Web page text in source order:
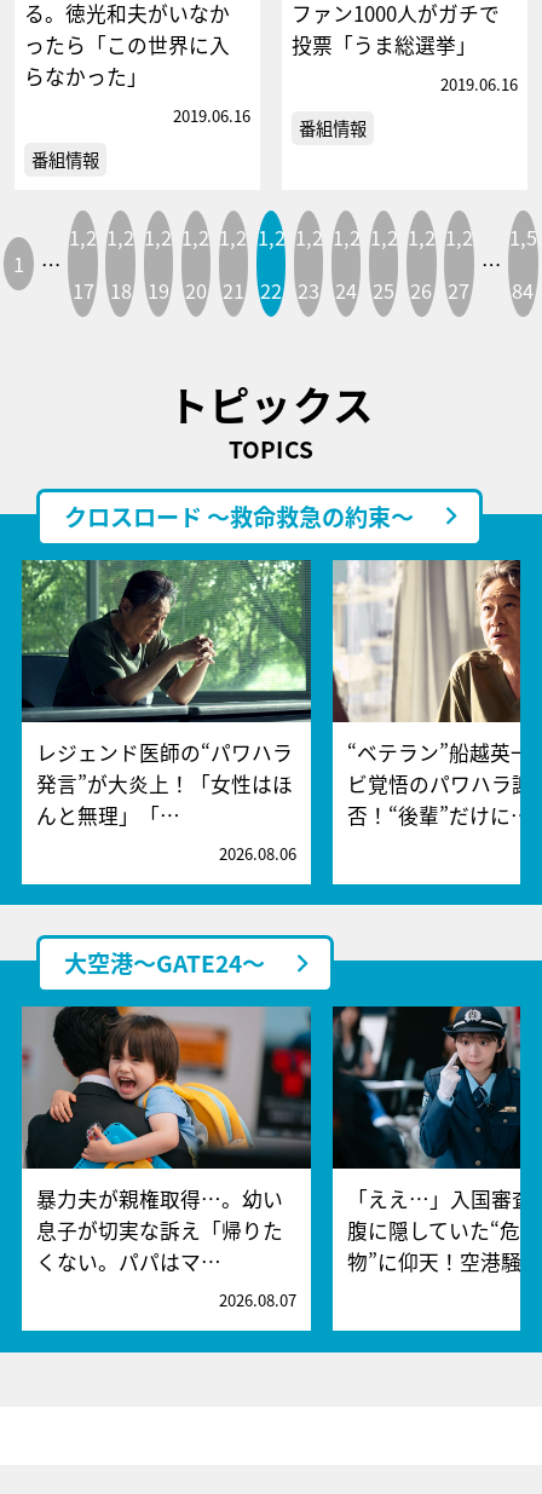
る。徳光和夫がいなか
ったら「この世界に入
らなかった」
2019.06.16
番組情報
ファン1000人がガチで
投票「うま総選挙」
2019.06.16
番組情報
1 …
1,2
17
1,2
18
1,2
19
1,2
20
1,2
21
1,2
22
1,2
23
1,2
24
1,2
25
1,2
26
1,2
27
…
1,5
84
トピックス
TOPICS
クロスロード ～救命救急の約束～
レジェンド医師の“パワハラ
発言”が大炎上！「女性はほ
んと無理」「…
2026.08.06
“ベテラン”船越英一
ビ覚悟のパワハラ謝
否！“後輩”だけに…
大空港～GATE24～
暴力夫が親権取得…。幼い
息子が切実な訴え「帰りた
くない。パパはマ…
2026.08.07
「ええ…」入国審査
腹に隠していた“危
物”に仰天！空港騒